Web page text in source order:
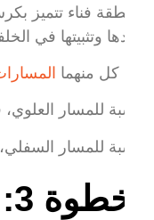
كل منهماالمسارات
للمسار العلوي،
للمسار
3: قم بتثبيت أقواس المحور